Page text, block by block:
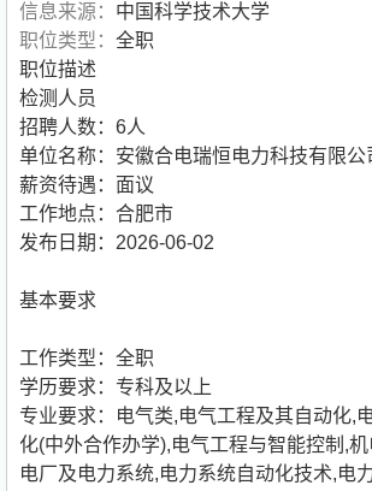
信息来源： 中国科学技术大学
职位类型： 全职
职位描述
检测人员
招聘人数：6人
单位名称：安徽合电瑞恒电力科技有限公
薪资待遇：面议
工作地点：合肥市
发布日期：2026-06-02
基本要求
工作类型：全职
学历要求：专科及以上
专业要求：电气类,电气工程及其自动化,
化(中外合作办学),电气工程与智能控制,
电厂及电力系统,电力系统自动化技术,电